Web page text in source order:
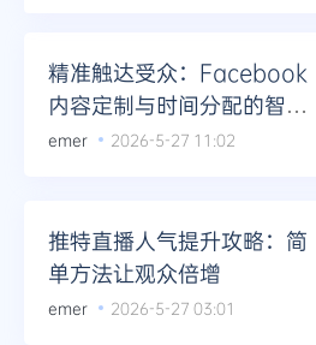
精准触达受众：Facebook
内容定制与时间分配的智慧
之道
emer 2026-5-27 11:02
推特直播人气提升攻略：简
单方法让观众倍增
emer 2026-5-27 03:01